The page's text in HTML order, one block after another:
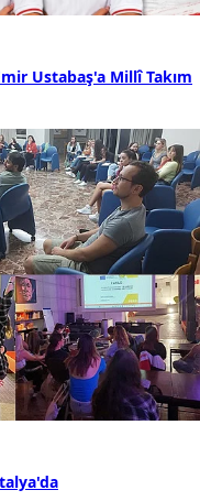
Ustabaş'a Millî Takım